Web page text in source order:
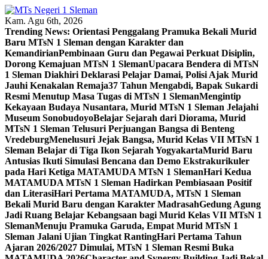
Skip
to
content
Kam. Agu 6th, 2026
Trending News: Orientasi Penggalang Pramuka Bekali Murid
Baru MTsN 1 Sleman dengan Karakter dan
KemandirianPembinaan Guru dan Pegawai Perkuat Disiplin,
Dorong Kemajuan MTsN 1 SlemanUpacara Bendera di MTsN
1 Sleman Diakhiri Deklarasi Pelajar Damai, Polisi Ajak Murid
Jauhi Kenakalan Remaja37 Tahun Mengabdi, Bapak Sukardi
Resmi Menutup Masa Tugas di MTsN 1 SlemanMengintip
Kekayaan Budaya Nusantara, Murid MTsN 1 Sleman Jelajahi
Museum SonobudoyoBelajar Sejarah dari Diorama, Murid
MTsN 1 Sleman Telusuri Perjuangan Bangsa di Benteng
VredeburgMenelusuri Jejak Bangsa, Murid Kelas VII MTsN 1
Sleman Belajar di Tiga Ikon Sejarah YogyakartaMurid Baru
Antusias Ikuti Simulasi Bencana dan Demo Ekstrakurikuler
pada Hari Ketiga MATAMUDA MTsN 1 SlemanHari Kedua
MATAMUDA MTsN 1 Sleman Hadirkan Pembiasaan Positif
dan LiterasiHari Pertama MATAMUDA, MTsN 1 Sleman
Bekali Murid Baru dengan Karakter MadrasahGedung Agung
Jadi Ruang Belajar Kebangsaan bagi Murid Kelas VII MTsN 1
SlemanMenuju Pramuka Garuda, Empat Murid MTsN 1
Sleman Jalani Ujian Tingkat RantingHari Pertama Tahun
Ajaran 2026/2027 Dimulai, MTsN 1 Sleman Resmi Buka